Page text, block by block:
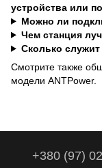
устройства или
Можно ли
Чем станция
Сколько служит
Смотрите также
модели ANTPower.
+380 (97)